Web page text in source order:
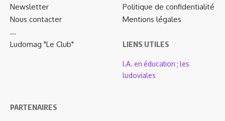
Newsletter
Nous contacter
…
Ludomag "Le Club"
Politique de confidentialité
Mentions légales
LIENS UTILES
I.A. en éducation ; les
ludoviales
PARTENAIRES